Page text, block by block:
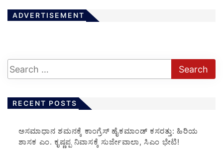
ADVERTISEMENT
RECENT POSTS
ಅಸಮಾಧಾನ ಶಮನಕ್ಕೆ ಕಾಂಗ್ರೆಸ್ ಹೈಕಮಾಂಡ್ ಕಸರತ್ತು: ಹಿರಿಯ
ಶಾಸಕ ಎಂ. ಕೃಷ್ಣಪ್ಪ ನಿವಾಸಕ್ಕೆ ಸುರ್ಜೇವಾಲಾ, ಸಿಎಂ ಭೇಟಿ!